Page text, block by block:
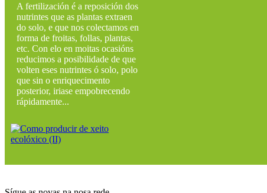
A fertilización é a reposición dos
nutrintes que as plantas extraen
do solo, e que nos colectamos en
forma de froitas, follas, plantas,
etc. Con elo en moitas ocasións
reducimos a posibilidade de que
volten eses nutrintes ó solo, polo
que sin o enriquecimento
posterior, iriase empobrecendo
rápidamente...